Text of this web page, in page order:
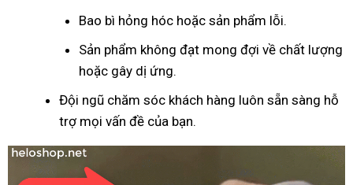
Bao bì hỏng hóc hoặc sản phẩm lỗi.
Sản phẩm không đạt mong đợi về chất lượng
hoặc gây dị ứng.
Đội ngũ chăm sóc khách hàng luôn sẵn sàng hỗ
trợ mọi vấn đề của bạn.